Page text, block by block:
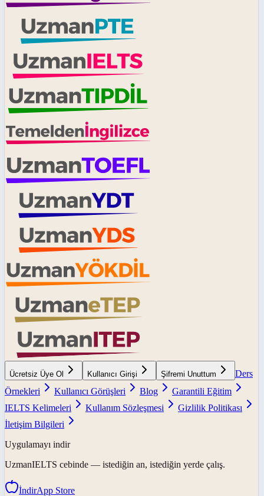
Ücretsiz Üye Ol Kullanıcı Girişi Şifremi Unuttum
Ders
Örnekleri
Kullanıcı Görüşleri Blog
Garantili Eğitim
IELTS Kelimeleri
Kullanım Sözleşmesi
Gizlilik Politikası
İletişim Bilgileri
Uygulamayı indir
UzmanIELTS cebinde — istediğin an, istediğin yerde çalış.
İndirApp Store